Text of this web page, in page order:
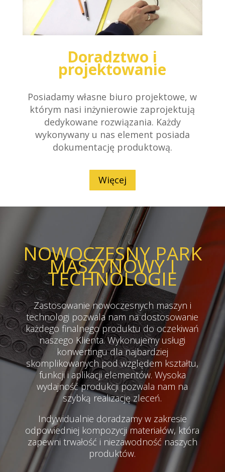
Doradztwo i
projektowanie
Posiadamy własne biuro projektowe, w
którym nasi inżynierowie zaprojektują
dedykowane rozwiązania. Każdy
wykonywany u nas element posiada
dokumentację produktową.
Więcej
NOWOCZESNY PARK
MASZYNOWY I
TECHNOLOGIE
Zastosowanie nowoczesnych maszyn i
technologi pozwala nam na dostosowanie
każdego finalnego produktu do oczekiwań
naszego Klienta. Wykonujemy usługi
konwertingu dla najbardziej
skomplikowanych pod względem kształtu,
funkcji i aplikacji elementów. Wysoka
wydajność produkcji pozwala nam na
szybką realizację zleceń.
Indywidualnie doradzamy w zakresie
odpowiedniej kompozycji materiałów, która
zapewni trwałość i niezawodność naszych
produktów.